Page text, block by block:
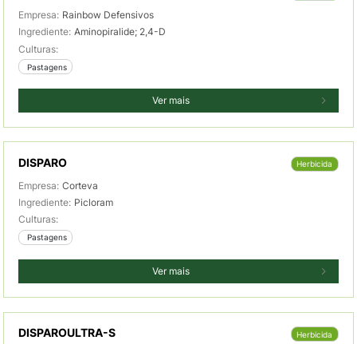
Empresa: Rainbow Defensivos
Ingrediente: Aminopiralide; 2,4-D
Culturas:
Pastagens
Ver mais
DISPARO Herbicida
Empresa: Corteva
Ingrediente: Picloram
Culturas:
Pastagens
Ver mais
DISPAROULTRA-S Herbicida